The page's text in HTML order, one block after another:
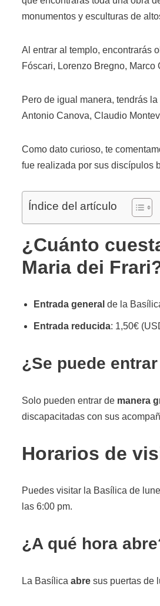
monumentos y esculturas de
Al entrar al templo, encontrarás
Fóscari, Lorenzo Bregno,
Pero de igual manera, tendrás
Antonio Canova, Claudio
Como dato curioso, te
fue realizada por sus discípulos
Índice del artículo
¿Cuánto
Maria dei
Entrada general de la
Entrada reducida: 1,50€
¿Se puede
Solo pueden entrar de manera
discapacitadas con sus
Horarios de
Puedes visitar la Basílica de
las 6:00 pm.
¿A qué hora
La Basílica abre sus puertas de